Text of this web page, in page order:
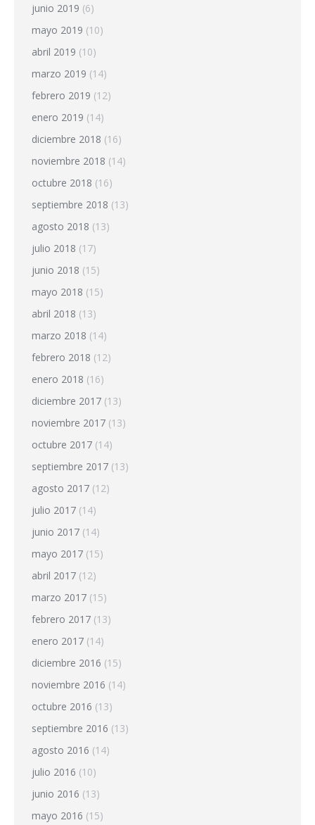
junio 2019 (6)
mayo 2019 (10)
abril 2019 (10)
marzo 2019 (14)
febrero 2019 (12)
enero 2019 (14)
diciembre 2018 (16)
noviembre 2018 (14)
octubre 2018 (16)
septiembre 2018 (13)
agosto 2018 (13)
julio 2018 (17)
junio 2018 (15)
mayo 2018 (15)
abril 2018 (13)
marzo 2018 (14)
febrero 2018 (12)
enero 2018 (16)
diciembre 2017 (13)
noviembre 2017 (13)
octubre 2017 (14)
septiembre 2017 (13)
agosto 2017 (12)
julio 2017 (14)
junio 2017 (14)
mayo 2017 (15)
abril 2017 (12)
marzo 2017 (15)
febrero 2017 (13)
enero 2017 (14)
diciembre 2016 (15)
noviembre 2016 (14)
octubre 2016 (13)
septiembre 2016 (13)
agosto 2016 (14)
julio 2016 (10)
junio 2016 (13)
mayo 2016 (15)